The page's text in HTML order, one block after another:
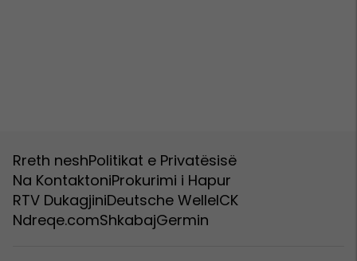
Rreth neshPolitikat e Privatësisë
Na KontaktoniProkurimi i Hapur
RTV DukagjiniDeutsche WelleICK
Ndreqe.comShkabajGermin